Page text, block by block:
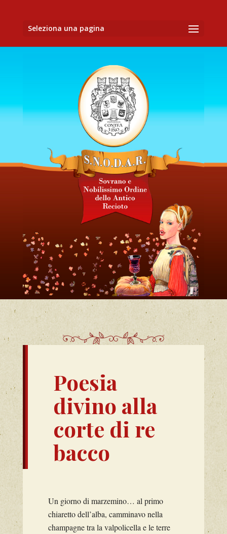
Seleziona una pagina
Poesia
divino alla
corte di re
bacco
Un giorno di marzemino… al primo
chiaretto dell’alba, camminavo nella
champagne tra la valpolicella e le terre